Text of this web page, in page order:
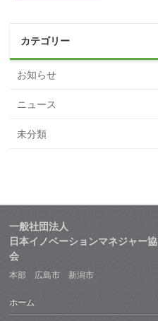
カテゴリー
お知らせ
ニュース
未分類
一般社団法人
日本イノベーションマネジャー協
会
本部 広島市 新潟市
ホーム